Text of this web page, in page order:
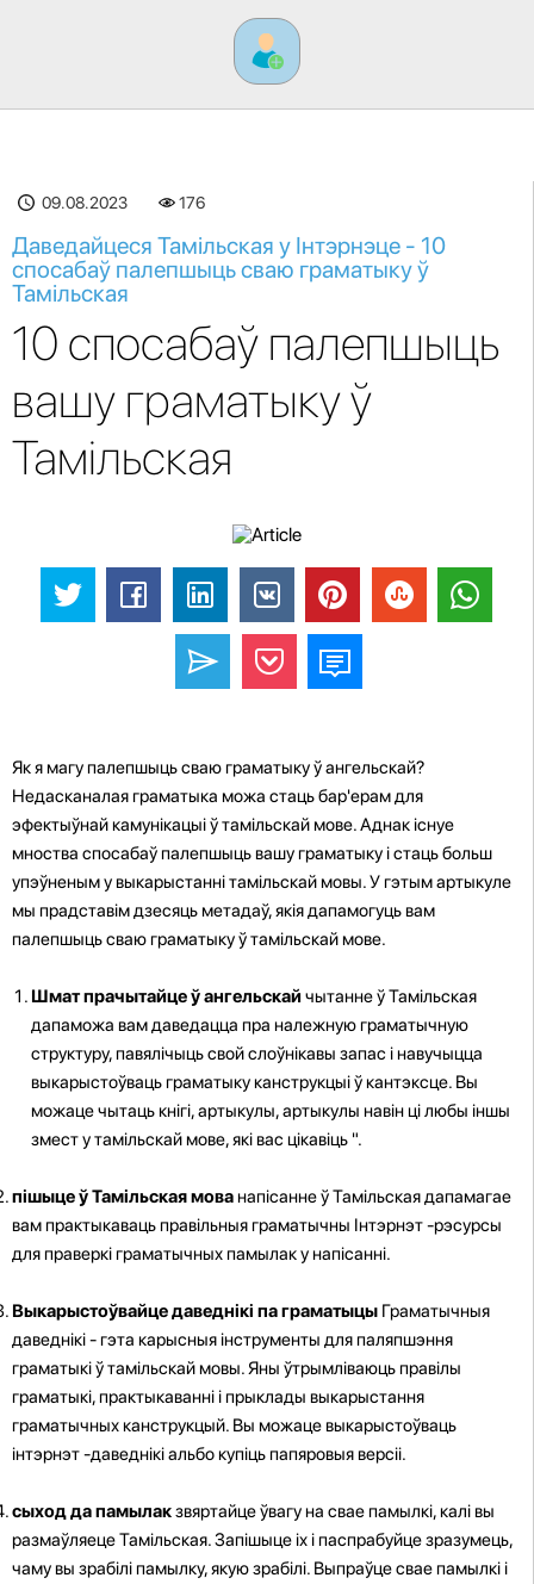
09.08.2023 176
Даведайцеся Тамільская у Інтэрнэце - 10
спосабаў палепшыць сваю граматыку ў
Тамільская
10 спосабаў палепшыць
вашу граматыку ў
Тамільская
Як я магу палепшыць сваю граматыку ў ангельскай?
Недасканалая граматыка можа стаць бар'ерам для
эфектыўнай камунікацыі ў тамільскай мове. Аднак існуе
мноства спосабаў палепшыць вашу граматыку і стаць больш
упэўненым у выкарыстанні тамільскай мовы. У гэтым артыкуле
мы прадставім дзесяць метадаў, якія дапамогуць вам
палепшыць сваю граматыку ў тамільскай мове.
Шмат прачытайце ў ангельскайчытанне ў Тамільская
дапаможа вам даведацца пра належную граматычную
структуру, павялічыць свой слоўнікавы запас і навучыцца
выкарыстоўваць граматыку канструкцыі ў кантэксце. Вы
можаце чытаць кнігі, артыкулы, артыкулы навін ці любы іншы
змест у тамільскай мове, які вас цікавіць ".
пішыце ў Тамільская мованапісанне ў Тамільская дапамагае
вам практыкаваць правільныя граматычны Інтэрнэт -рэсурсы
для праверкі граматычных памылак у напісанні.
Выкарыстоўвайце даведнікі па граматыцы Граматычныя
даведнікі - гэта карысныя інструменты для паляпшэння
граматыкі ў тамільскай мовы. Яны ўтрымліваюць правілы
граматыкі, практыкаванні і прыклады выкарыстання
граматычных канструкцый. Вы можаце выкарыстоўваць
інтэрнэт -даведнікі альбо купіць папяровыя версіі.
сыход да памылакзвяртайце ўвагу на свае памылкі, калі вы
размаўляеце Тамільская. Запішыце іх і паспрабуйце зразумець,
чаму вы зрабілі памылку, якую зрабілі. Выпраўце свае памылкі і